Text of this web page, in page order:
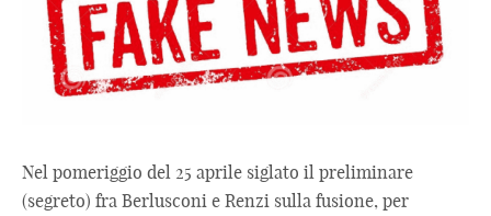
Nel pomeriggio del 25 aprile siglato il preliminare
(segreto) fra Berlusconi e Renzi sulla fusione, per